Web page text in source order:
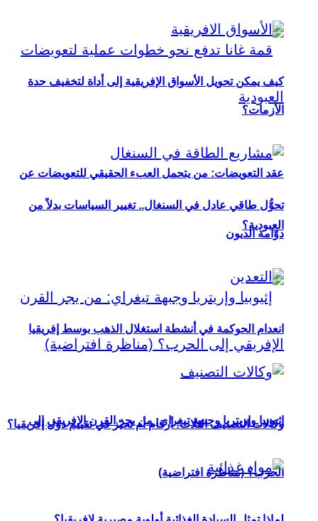
عقد التعويضات: من يتحمل العبء الحقيقي للتعويضات عن
العبودية؟
إثيوبيا وإريتريا وجبهة تيغراي: من يجر القرن الإفريقي إلى
الحرب؟ (مناظرة افتراضية)
كيف يمكن تحويل الأسواق الإفريقية إلى أداة لتخفيف حدة
الأزمات؟
تحوُّل طاقي عادل في السنغال.. تغيير السياسات بدلاً من
دوّامة الديون
انعدام الحوكمة في أنشطة استغلال الذهب بوسط إفريقيا
وكالات التصنيف الثلاث: أرقام أم تحيّز في تقييم دول إفريقيا؟